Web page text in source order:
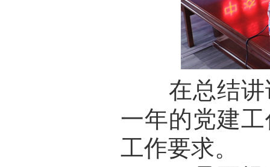
在总结讲
一年的党建
工作要求。